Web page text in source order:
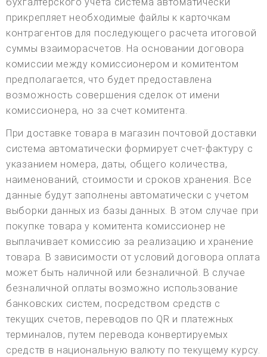
прикрепляет необходимые файлы к карточкам
контрагентов для последующего расчета итоговой
суммы взаиморасчетов. На основании договора
комиссии между комиссионером и комитентом
предполагается, что будет предоставлена
возможность совершения сделок от имени
комиссионера, но за счет комитента.
При доставке товара в магазин почтовой доставки
система автоматически формирует счет-фактуру с
указанием номера, даты, общего количества,
наименований, стоимости и сроков хранения. Все
данные будут заполнены автоматически с учетом
выборки данных из базы данных. В этом случае при
покупке товара у комитента комиссионер не
выплачивает комиссию за реализацию и хранение
товара. В зависимости от условий договора оплата
может быть наличной или безналичной. В случае
безналичной оплаты возможно использование
банковских систем, посредством средств с
текущих счетов, переводов по QR и платежных
терминалов, путем перевода конвертируемых
средств в национальную валюту по текущему курсу.